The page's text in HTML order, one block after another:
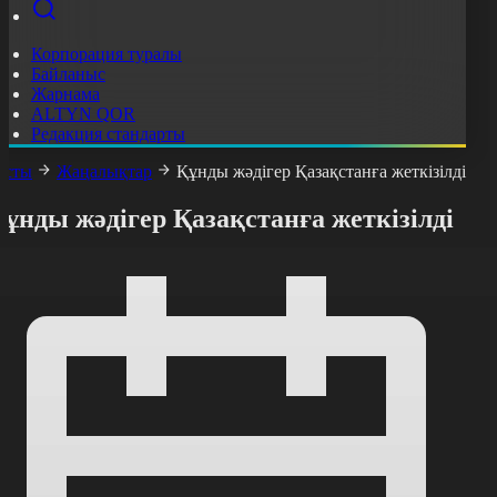
Корпорация туралы
Байланыс
Жарнама
ALTYN QOR
Редакция стандарты
Жаңалықтар Құнды жәдігер Қазақстанға жеткізілді
жәдігер Қазақстанға жеткізілді